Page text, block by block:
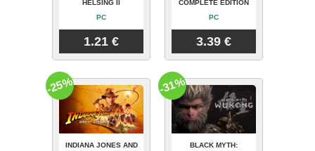
HELSING II
PC
1.21 €
COMPLETE EDITION
PC
3.39 €
INDIANA JONES AND
-25%
BLACK MYTH:
-31%